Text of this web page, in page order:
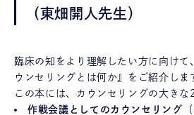
（東畑開人先生）
臨床の知をより理解したい方に向けて
ウンセリングとは何か』をご紹介しま
この本には、カウンセリングの大きな
作戦会議としてのカウンセリング